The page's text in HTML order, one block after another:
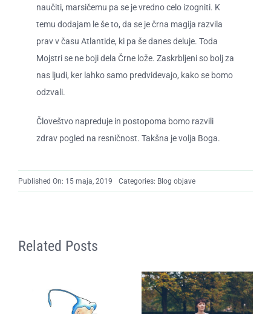
naučiti, marsičemu pa se je vredno celo izogniti. K
temu dodajam le še to, da se je črna magija razvila
prav v času Atlantide, ki pa še danes deluje. Toda
Mojstri se ne boji dela Črne lože. Zaskrbljeni so bolj za
nas ljudi, ker lahko samo predvidevajo, kako se bomo
odzvali.
Človeštvo napreduje in postopoma bomo razvili
zdrav pogled na resničnost. Takšna je volja Boga.
Published On: 15 maja, 2019 Categories: Blog objave
Related Posts